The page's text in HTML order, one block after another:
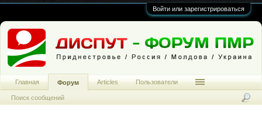
Войти или зарегистрироваться
Главная Форум
Поиск сообщений
Articles Пользователи